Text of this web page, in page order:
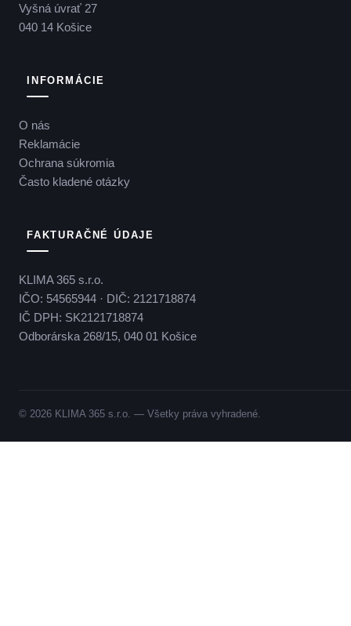
Vyšná úvrať 27
040 14 Košice
INFORMÁCIE
O nás
Reklamácie
Ochrana súkromia
Často kladené otázky
FAKTURAČNÉ ÚDAJE
KLIMA 365 s.r.o.
IČO: 54565944 · DIČ: 2121718874
IČ DPH: SK2121718874
Odborárska 268/15, 040 01 Košice
© 2026 KLIMA 365 s.r.o. — Všetky práva vyhradené.